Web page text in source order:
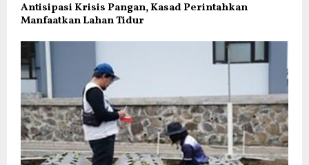
Antisipasi Krisis Pangan, Kasad Perintahkan
Manfaatkan Lahan Tidur